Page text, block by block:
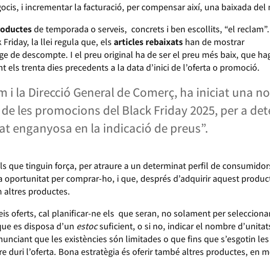
i incrementar la facturació, per compensar així, una baixada del
de temporada o serveis, concrets i ben escollits, “el
la llei regula que, els articles rebaixats han de mostrar
de descompte. I el preu original ha de ser el preu més baix, que
trenta dies precedents a la data d’inici de l’oferta o promoció.
i la Direcció General de Comerç, ha iniciat una
les promocions del Black Friday 2025, per a
enganyosa en la indicació de preus”.
que tinguin força, per atraure a un determinat perfil de
oportunitat per comprar-ho, i que, després d’adquirir aquest
altres productes.
oferts, cal planificar-ne els que seran, no solament per
es disposa d’un estocsuficient, o si no, indicar el nombre
que les existències són limitades o que fins que s’esgotin les
duri l’oferta. Bona estratègia és oferir també altres productes, en